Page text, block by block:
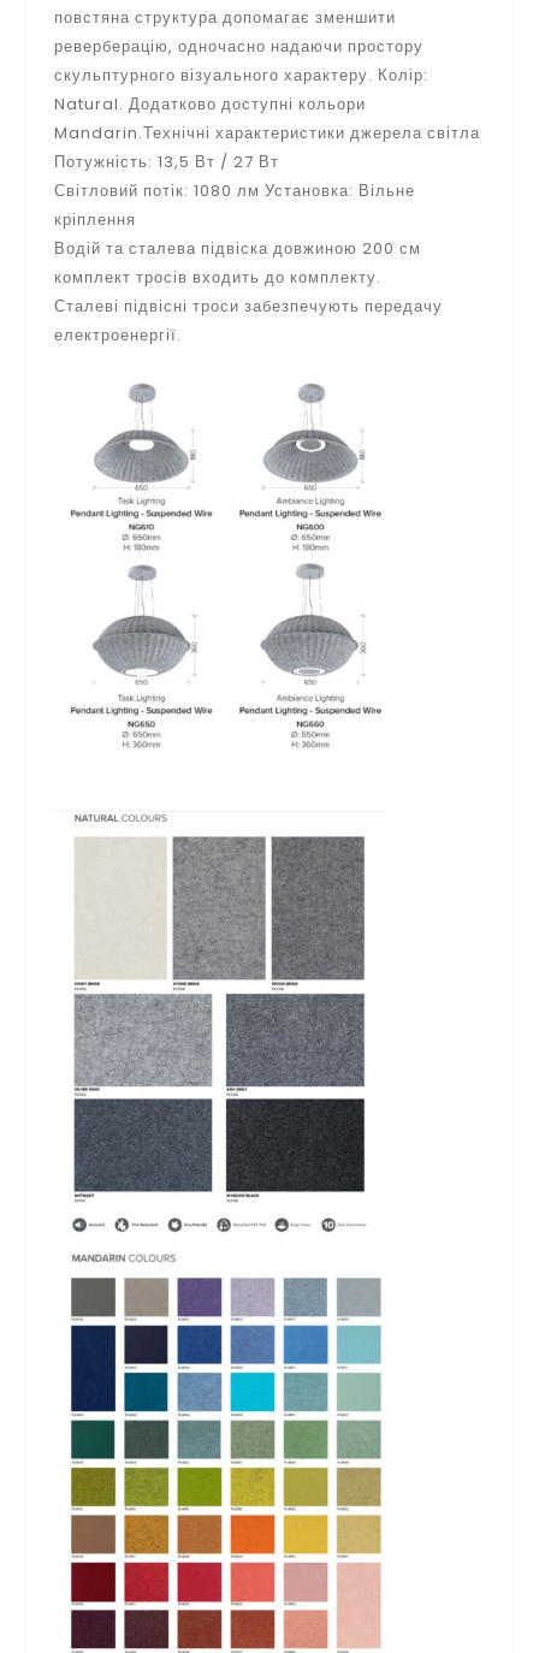
повстяна структура допомагає зменшити
реверберацію, одночасно надаючи простору
скульптурного візуального характеру. Колір:
Natural. Додатково доступні кольори
Mandarin.Технічні характеристики джерела світла
Потужність: 13,5 Вт / 27 Вт
Світловий потік: 1080 лм Установка: Вільне
кріплення
Водій та сталева підвіска довжиною 200 см
комплект тросів входить до комплекту.
Сталеві підвісні троси забезпечують передачу
електроенергії.